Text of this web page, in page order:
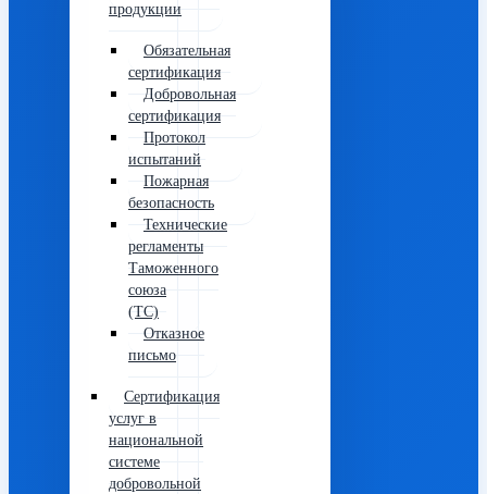
продукции
Обязательная
сертификация
Добровольная
сертификация
Протокол
испытаний
Пожарная
безопасность
Технические
регламенты
Таможенного
союза
(ТС)
Отказное
письмо
Сертификация
услуг в
национальной
системе
добровольной